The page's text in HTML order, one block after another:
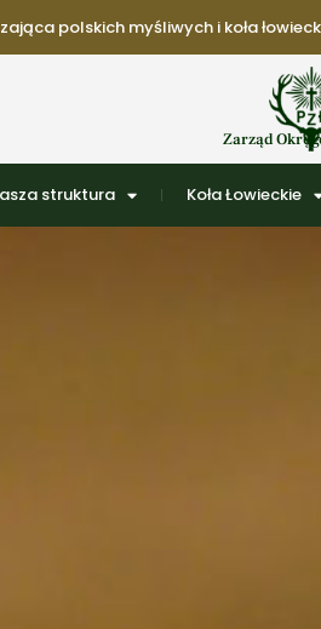
polskich myśliwych i koła
Zarząd
struktura Koła Łowieckie